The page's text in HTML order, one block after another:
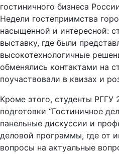
гостиничного бизнеса
Недели гостеприимства
насыщенной и интересной:
выставку, где были
высокотехнологичные
обменялись контактами на
поучаствовали в квизах и
Кроме этого, студенты РГГУ
подготовки “Гостиничное
панельные дискуссии и
деловой программы, где от
вопросы на актуальные